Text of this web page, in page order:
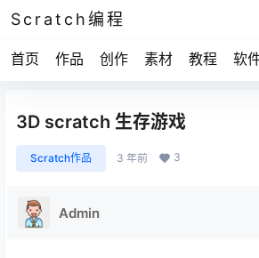
Scratch编程
首页 作品 创作 素材 教程 软
3D scratch 生存游戏
Scratch作品 3 年前 3
Admin